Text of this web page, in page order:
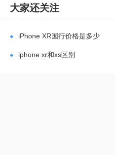
大家还关注
• iPhone XR国行价格是多少
• iphone xr和xs区别